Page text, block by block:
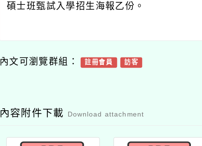
碩士班甄試入學招生海報乙份。
內文可瀏覽群組： 註冊會員 訪客
內容附件下載 Download attachment